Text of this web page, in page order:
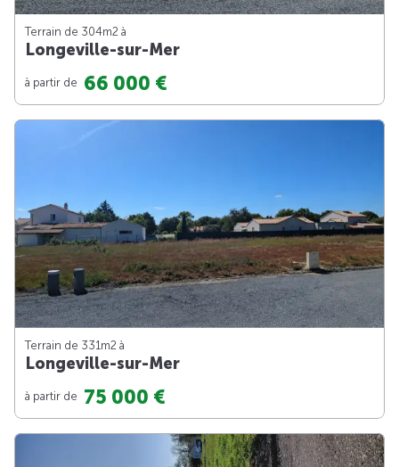
Terrain de 304m2 à
Longeville-sur-Mer
à partir de 66 000 €
Terrain de 331m2 à
Longeville-sur-Mer
à partir de 75 000 €